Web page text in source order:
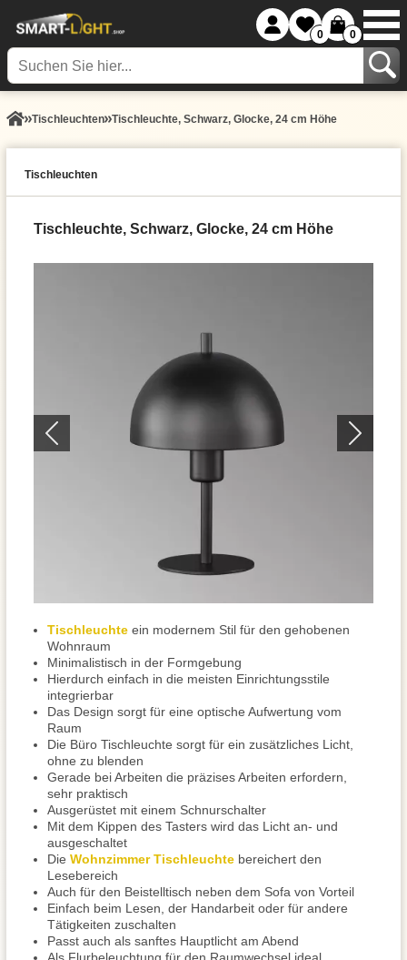
0 0
Tisch­leuchten Tischleuchte, Schwarz, Glocke, 24 cm Höhe
Tisch­leuchten
Tischleuchte, Schwarz, Glocke, 24 cm Höhe
Tischleuchte ein modernem Stil für den gehobenen
Wohnraum
Minimalistisch in der Formgebung
Hierdurch einfach in die meisten Einrichtungsstile
integrierbar
Das Design sorgt für eine optische Aufwertung vom
Raum
Die Büro Tischleuchte sorgt für ein zusätzliches Licht,
ohne zu blenden
Gerade bei Arbeiten die präzises Arbeiten erfordern,
sehr praktisch
Ausgerüstet mit einem Schnurschalter
Mit dem Kippen des Tasters wird das Licht an- und
ausgeschaltet
Die Wohnzimmer Tischleuchte bereichert den
Lesebereich
Auch für den Beistelltisch neben dem Sofa von Vorteil
Einfach beim Lesen, der Handarbeit oder für andere
Tätigkeiten zuschalten
Passt auch als sanftes Hauptlicht am Abend